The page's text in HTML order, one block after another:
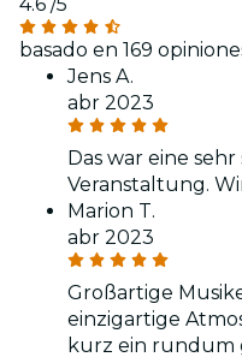
basado en 169
Jens A.
abr 2023
Das war eine
Veranstaltung.
Marion T.
abr 2023
Großartige
einzigartige
kurz ein rundum